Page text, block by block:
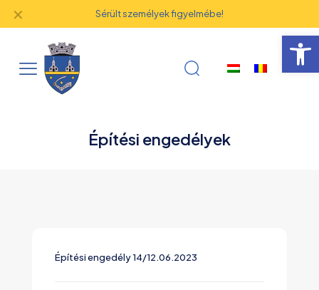
Sérült személyek figyelmébe!
✕
Építési engedélyek
Építési engedély 14/12.06.2023